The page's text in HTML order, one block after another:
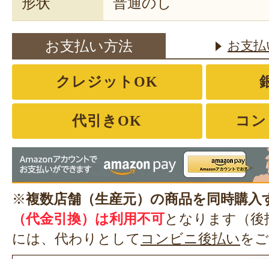
お支払い方法 お支
クレジットOK
代引きOK コ
※複数店舗（生産元）の商品を同時購入
（代金引換）は利用不可 となります（
には、代わりとして コンビニ後払いを